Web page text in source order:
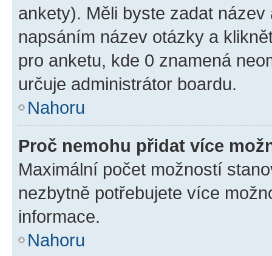
ankety). Měli byste zadat
napsáním název otázky a
pro anketu, kde 0 znamená
určuje administrátor boardu.
Nahoru
Proč nemohu přidat více
Maximální počet možností
nezbytně potřebujete více
informace.
Nahoru